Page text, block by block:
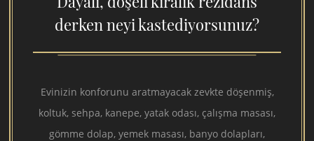
derken neyi kastediyorsunuz?
Evinizin konforunu aratmayacak zevkte döşenmiş,
koltuk, sehpa, kanepe, yatak odası, çalışma masası,
gömme dolap, yemek masası, banyo dolapları,